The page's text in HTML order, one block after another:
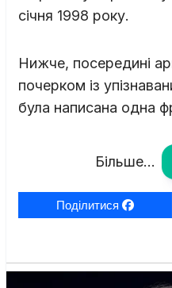
січня 1998 року.
Нижче, посередині
почерком із
була написана одна
Більше...
Поділитися